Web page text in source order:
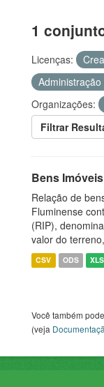
1
Licenças:
Administração
Organizações:
Filtrar
Bens Imóveis
Relação de
Fluminense
(RIP),
valor do
CSV ODS
Você também
(veja